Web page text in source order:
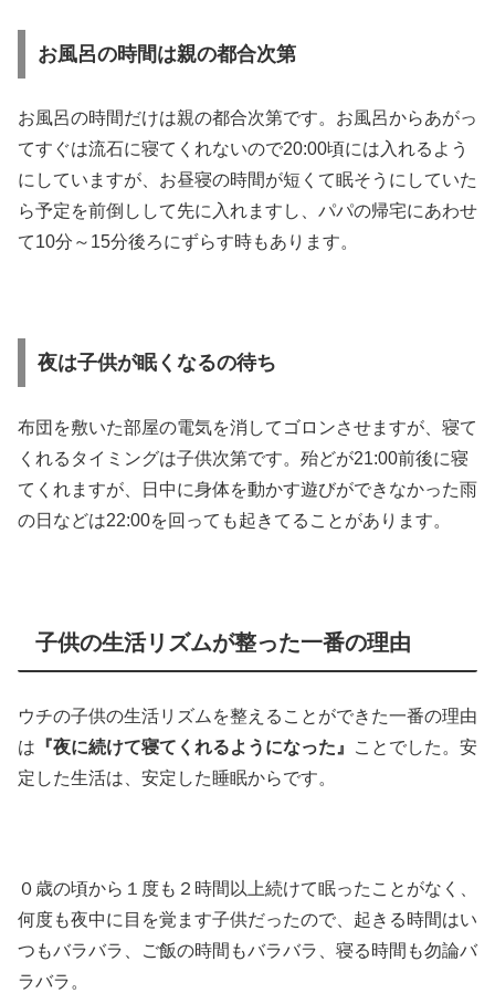
お風呂の時間は親の都合次第
お風呂の時間だけは親の都合次第です。お風呂からあがっ
てすぐは流石に寝てくれないので20:00頃には入れるよう
にしていますが、お昼寝の時間が短くて眠そうにしていた
ら予定を前倒しして先に入れますし、パパの帰宅にあわせ
て10分～15分後ろにずらす時もあります。
夜は子供が眠くなるの待ち
布団を敷いた部屋の電気を消してゴロンさせますが、寝て
くれるタイミングは子供次第です。殆どが21:00前後に寝
てくれますが、日中に身体を動かす遊びができなかった雨
の日などは22:00を回っても起きてることがあります。
子供の生活リズムが整った一番の理由
ウチの子供の生活リズムを整えることができた一番の理由
は 『夜に続けて寝てくれるようになった』
ことでした。安
定した生活は、安定した睡眠からです。
０歳の頃から１度も２時間以上続けて眠ったことがなく、
何度も夜中に目を覚ます子供だったので、起きる時間はい
つもバラバラ、ご飯の時間もバラバラ、寝る時間も勿論バ
ラバラ。